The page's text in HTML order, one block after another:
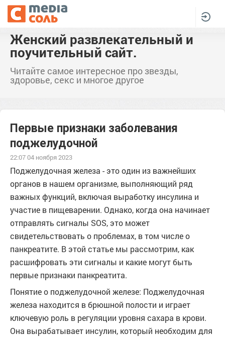
Женский развлекательный и
поучительный сайт.
Читайте самое интересное про звезды,
здоровье, секс и многое другое
Первые признаки заболевания
поджелудочной
22:07 04 ноября 2023
Поджелудочная железа - это один из важнейших
органов в нашем организме, выполняющий ряд
важных функций, включая выработку инсулина и
участие в пищеварении. Однако, когда она начинает
отправлять сигналы SOS, это может
свидетельствовать о проблемах, в том числе о
панкреатите. В этой статье мы рассмотрим, как
расшифровать эти сигналы и какие могут быть
первые признаки панкреатита.
Понятие о поджелудочной железе: Поджелудочная
железа находится в брюшной полости и играет
ключевую роль в регуляции уровня сахара в крови.
Она вырабатывает инсулин, который необходим для